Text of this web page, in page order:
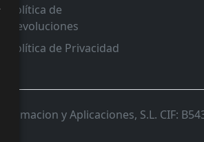
Política de
Devoluciones
Política de Privacidad
y Aplicaciones, S.L. CIF: